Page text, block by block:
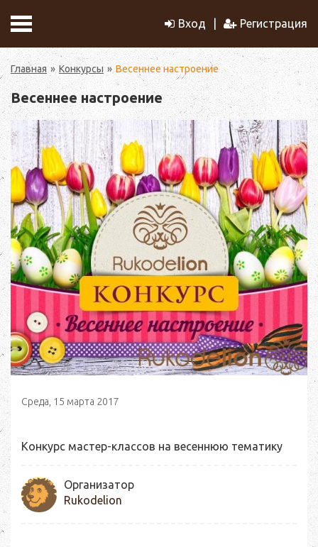
Вход Регистрация
Главная Конкурсы Весеннее настроение
Весеннее настроение
Среда, 15 марта 2017
Конкурс мастер-классов на весеннюю тематику
Организатор
Rukodelion